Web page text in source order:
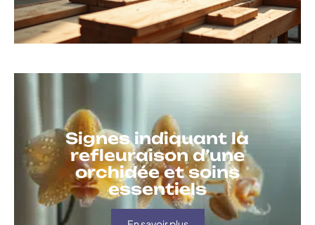
Signes indiquant la
refleuraison d’une
orchidée et soins
essentiels